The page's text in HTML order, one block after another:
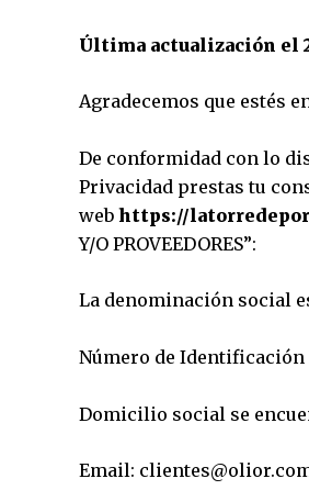
Última actualización el
Agradecemos que estés
De conformidad con lo
Privacidad prestas tu
web https://
Y/O PROVEEDORES”:
La denominación social
Número de Identificación
Domicilio social se
Email: